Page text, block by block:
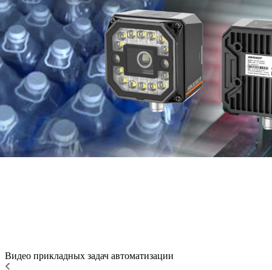
Видео прикладных задач автоматизации